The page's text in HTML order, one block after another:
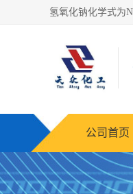
公司首页